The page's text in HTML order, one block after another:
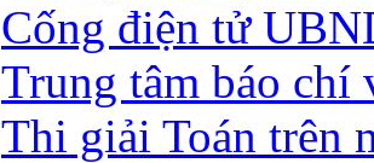
Cống điện tử
Trung tâm báo chí
Thi giải Toán trên